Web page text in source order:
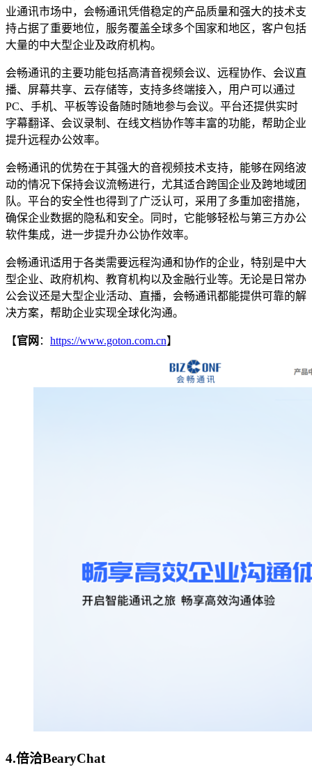
业通讯市场中，会畅通讯凭借稳定的产品质量和强大的技术支
持占据了重要地位，服务覆盖全球多个国家和地区，客户包括
大量的中大型企业及政府机构。
会畅通讯的主要功能包括高清音视频会议、远程协作、会议直
播、屏幕共享、云存储等，支持多终端接入，用户可以通过
PC、手机、平板等设备随时随地参与会议。平台还提供实时
字幕翻译、会议录制、在线文档协作等丰富的功能，帮助企业
提升远程办公效率。
会畅通讯的优势在于其强大的音视频技术支持，能够在网络波
动的情况下保持会议流畅进行，尤其适合跨国企业及跨地域团
队。平台的安全性也得到了广泛认可，采用了多重加密措施，
确保企业数据的隐私和安全。同时，它能够轻松与第三方办公
软件集成，进一步提升办公协作效率。
会畅通讯适用于各类需要远程沟通和协作的企业，特别是中大
型企业、政府机构、教育机构以及金融行业等。无论是日常办
公会议还是大型企业活动、直播，会畅通讯都能提供可靠的解
决方案，帮助企业实现全球化沟通。
【官网 ： https://www.goton.com.cn】
4.倍洽BearyChat